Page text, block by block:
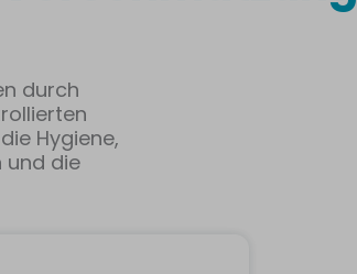
durch
Hygiene,
und die